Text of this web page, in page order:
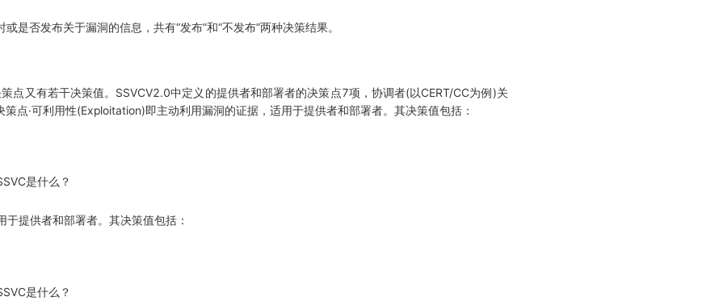
否发布关于漏洞的信息，共有“发布”和“不发布”两种决策结果。
又有若干决策值。SSVCV2.0中定义的提供者和部署者的决策点7项，协调者(以CERT/CC为例)关
点·可利用性(Exploitation)即主动利用漏洞的证据，适用于提供者和部署者。其决策值包括：
提供者和部署者。其决策值包括：